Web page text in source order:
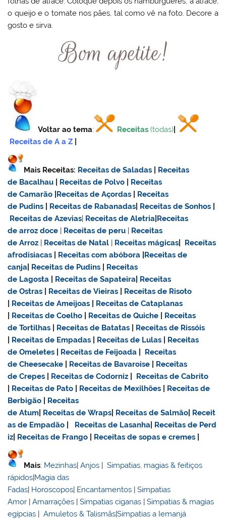
o queijo e o tomate nos pães, tal como vê na foto. Decore a
gosto e sirva.
Voltar ao tema: Receitas (todas)
Receitas de A a Z
Mais Receitas: Receitas de Saladas
Receitas
de Bacalhau
Receitas de Polvo
Receitas
de Camarão Receitas de Açordas
Receitas
de Pudins
Receitas de Rabanadas Receitas de Sonhos
Receitas de Azevias| Receitas de Aletria Receitas
dearroz doce | Receitas de peru | Receitas
de Arroz | Receitas de Natal | Receitas mágicas
Receitas
afrodisiacas
Receitas com abóbora Receitas de
canja Receitas de Pudins
Receitas
de Lagosta
Receitas de Sapateira Receitas
de Ostras
Receitas de Vieiras
Receitas de Risoto
Receitas de Ameijoas
Receitas de Cataplanas
Receitas de Coelho Receitas de Quiche
Receitas
de Tortilhas
Receitas de Batatas
Receitas de Rissóis
Receitas de Empadas Receitas de Lulas
Receitas
de Omeletes
Receitas de Feijoada
Receitas
de Cheesecake
Receitas de Bavaroise
Receitas
de Crepes
Receitas de Codorniz
Receitas de Cabrito
Receitas de Pato Receitas de Mexilhões
Receitas de
Berbigão
Receitas
de Atum Receitas de Wraps Receitas de Salmão Receit
as de Empadão
Receitas de Lasanha Receitas de Perd
iz Receitas de Frango Receitas de sopas e cremes
Mais: Mezinhas |Anjos |Simpatias, magias & feitiços
rápidos Magia das
Fadas Horoscopos Encantamentos |Simpatias
Amor |Amarrações |Simpatias ciganas |Simpatias & magias
egípcias |Amuletos & Talismãs|Simpatias a Iemanjá